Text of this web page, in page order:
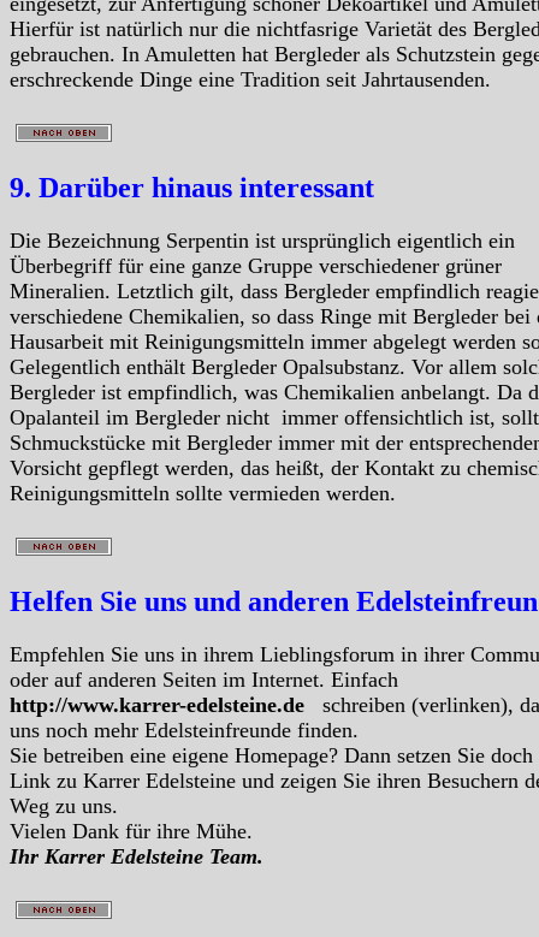
Hierfür ist natürlich nur die nichtfasrige Varietät des
gebrauchen. In Amuletten hat Bergleder als Schutzstein
erschreckende Dinge eine Tradition seit Jahrtausenden.
9. Darüber hinaus interessant
Die Bezeichnung Serpentin ist ursprünglich eigentlich ein
Überbegriff für eine ganze Gruppe verschiedener grüner
Mineralien. Letztlich gilt, dass Bergleder empfindlich
verschiedene Chemikalien, so dass Ringe mit Bergleder bei
Hausarbeit mit Reinigungsmitteln immer abgelegt werden
Gelegentlich enthält Bergleder Opalsubstanz. Vor allem
Bergleder ist empfindlich, was Chemikalien anbelangt. Da
Opalanteil im Bergleder nicht immer offensichtlich ist,
Schmuckstücke mit Bergleder immer mit der
Vorsicht gepflegt werden, das heißt, der Kontakt zu
Reinigungsmitteln sollte vermieden werden.
Helfen Sie uns und anderen
Empfehlen Sie uns in ihrem Lieblingsforum in ihrer
oder auf anderen Seiten im Internet. Einfach
http://www.karrer-edelsteine.de
schreiben (verlinken),
uns noch mehr Edelsteinfreunde finden.
Sie betreiben eine eigene Homepage? Dann setzen Sie doch
Link zu Karrer Edelsteine und zeigen Sie ihren Besuchern
Weg zu uns.
Vielen Dank für ihre Mühe.
Ihr Karrer Edelsteine Team.